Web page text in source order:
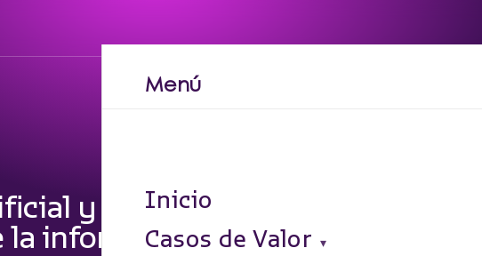
Menú
Inicio
Casos de Valor
y la analítica de datos en la
la información